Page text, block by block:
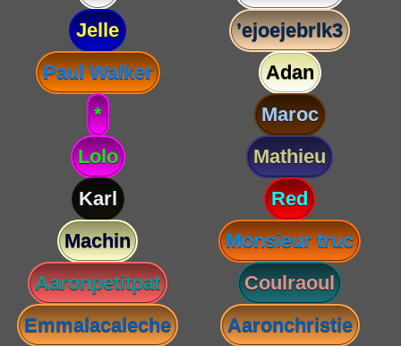
Jelle
’ejoejebrlk3
Paul Walker
Adan
*
Maroc
Lolo
Mathieu
Karl
Red
Machin
Monsieur truc
Aaronpetitpat
Coulraoul
Emmalacaleche
Aaronchristie